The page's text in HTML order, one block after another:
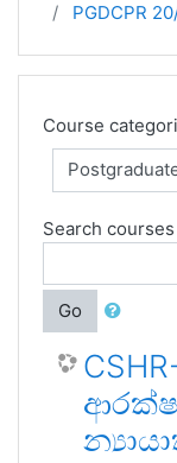
PGDCPR
Course
Search courses
Go